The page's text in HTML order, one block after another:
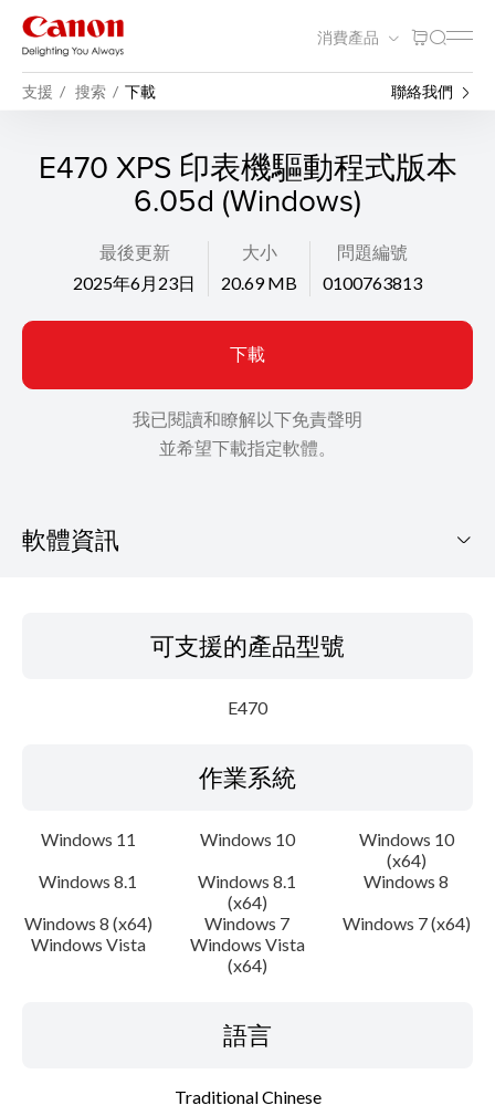
消費產品
支援 搜索 下載 聯絡我們
E470 XPS 印表機驅動程式版本
6.05d (Windows)
最後更新
2025年6月23日
大小
20.69 MB
問題編號
0100763813
下載
我已閱讀和瞭解以下免責聲明
並希望下載指定軟體。
軟體資訊
更新歷史記錄
系統要求
注意事項
可支援的產品型號
E470
作業系統
Windows 11 Windows 10
Windows 10
(x64)
Windows 8.1
Windows 8.1
(x64)
Windows 8
Windows 8 (x64)
Windows 7
Windows 7 (x64)
Windows Vista
Windows Vista
(x64)
語言
Traditional Chinese